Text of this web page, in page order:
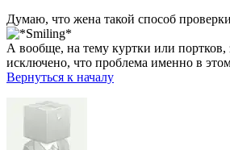
Думаю, что жена такой способ
А вообще, на тему куртки или портков,
исключено, что проблема именно в
Вернуться к началу